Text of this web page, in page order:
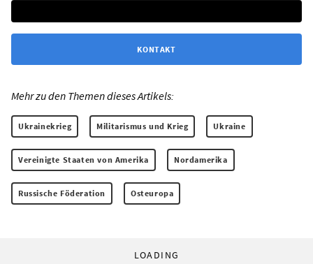
KONTAKT
Mehr zu den Themen dieses Artikels:
Ukrainekrieg Militarismus und Krieg Ukraine
Vereinigte Staaten von Amerika Nordamerika
Russische Föderation Osteuropa
LOADING